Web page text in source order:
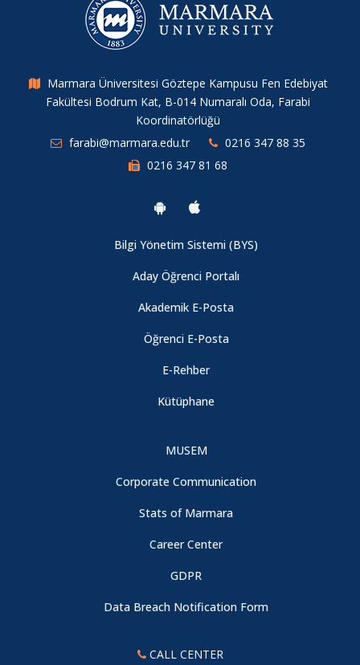
Marmara Üniversitesi Göztepe Kampusu Fen Edebiyat
Fakültesi Bodrum Kat, B-014 Numaralı Oda, Farabi
Koordinatörlüğü
farabi@marmara.edu.tr
0216 347 88 35
0216 347 81 68
Bilgi Yönetim Sistemi (BYS)
Aday Öğrenci Portalı
Akademik E-Posta
Öğrenci E-Posta
E-Rehber
Kütüphane
MUSEM
Corporate Communication
Stats of Marmara
Career Center
GDPR
Data Breach Notification Form
CALL CENTER